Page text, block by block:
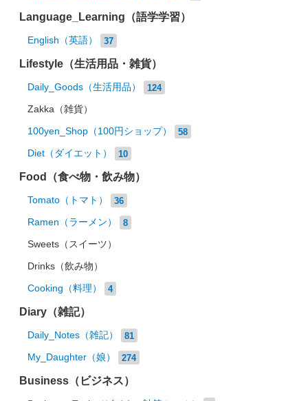
Language_Learning（語学学習）
English（英語） 37
Lifestyle（生活用品・雑貨）
Daily_Goods（生活用品） 124
Zakka（雑貨）
100yen_Shop（100円ショップ） 58
Diet（ダイエット） 10
Food（食べ物・飲み物）
Tomato（トマト） 36
Ramen（ラーメン） 8
Sweets（スイーツ）
Drinks（飲み物）
Cooking（料理） 4
Diary（雑記）
Daily_Notes（雑記） 81
My_Daughter（娘） 274
Business（ビジネス）